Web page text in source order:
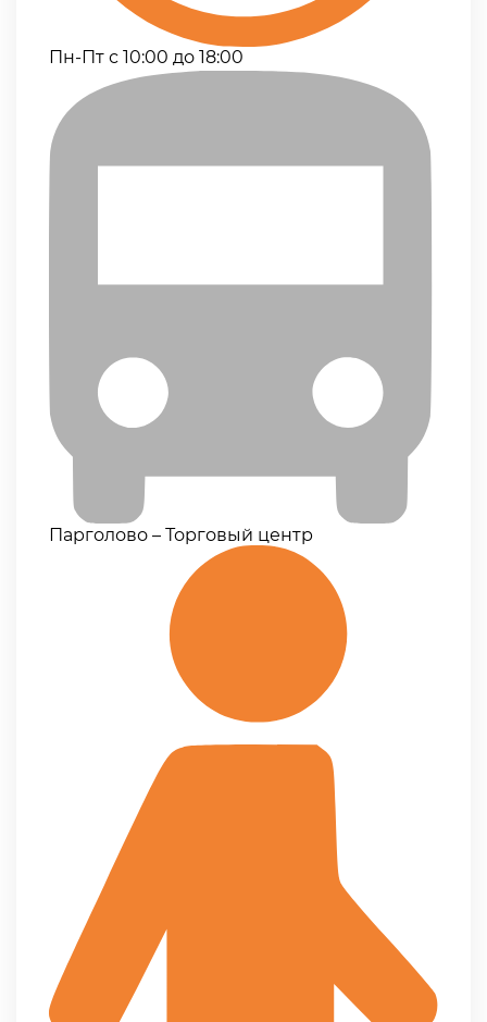
Пн-Пт с 10:00 до 18:00
Парголово – Торговый центр